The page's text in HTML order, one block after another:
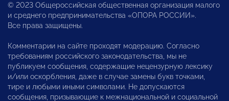
© 2023 Общероссийская общественная организация малого
и среднего предпринимательства «ОПОРА РОССИИ».
Все права защищены.
Комментарии на сайте проходят модерацию. Согласно
требованиям российского законодательства, мы не
публикуем сообщения, содержащие нецензурную лексику
и/или оскорбления, даже в случае замены букв точками,
тире и любыми иными символами. Не допускаются
сообщения, призывающие к межнациональной и социальной